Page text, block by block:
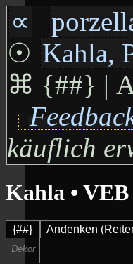
∝
☉ Kahla,
⌘ {##} |
käuflich
Kahla •
{##} Andenken
Dekor